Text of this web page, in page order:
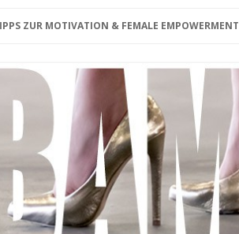
ZUR MOTIVATION & FEMALE EMPOWERMENT
MEGABAMBI CURVY VINTAGE
MARKT
CURVY & FIT